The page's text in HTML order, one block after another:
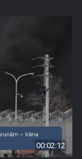
00:02:12